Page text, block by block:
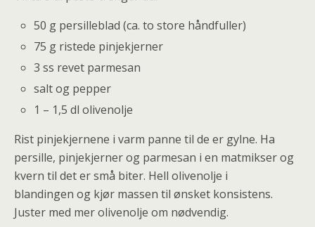
50 g persilleblad (ca. to store håndfuller)
75 g ristede pinjekjerner
3 ss revet parmesan
salt og pepper
1 – 1,5 dl olivenolje
Rist pinjekjernene i varm panne til de er gylne. Ha
persille, pinjekjerner og parmesan i en matmikser og
kvern til det er små biter. Hell olivenolje i
blandingen og kjør massen til ønsket konsistens.
Juster med mer olivenolje om nødvendig.